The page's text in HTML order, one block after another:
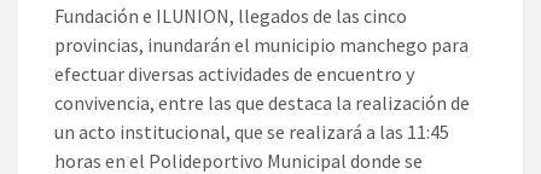
Fundación e ILUNION, llegados de las cinco
provincias, inundarán el municipio manchego para
efectuar diversas actividades de encuentro y
convivencia, entre las que destaca la realización de
un acto institucional, que se realizará a las 11:45
horas en el Polideportivo Municipal donde se